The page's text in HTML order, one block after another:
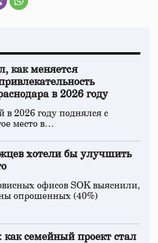
как меняется
в 2026 году
в 2026 году поднялся с
место в…
хотели бы улучшить
офисов SOK выяснили,
опрошенных (40%)
семейный проект стал